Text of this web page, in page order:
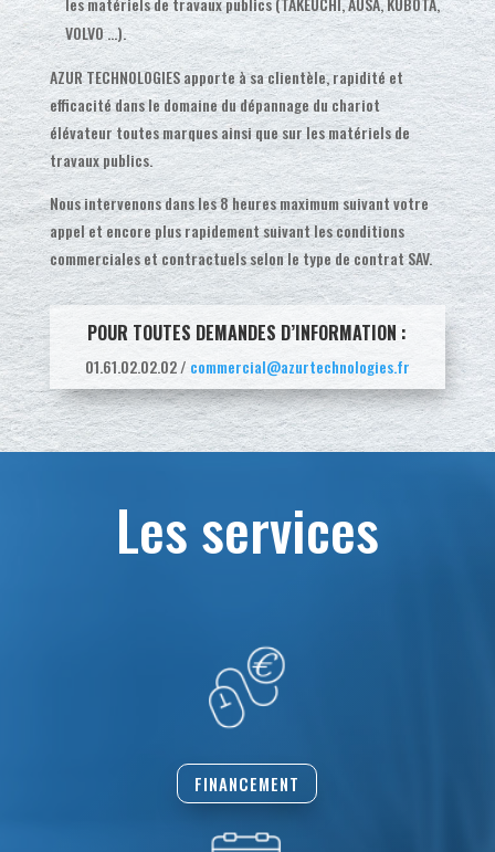
VOLVO …).
AZUR TECHNOLOGIES apporte à sa clientèle, rapidité et
efficacité dans le domaine du dépannage du chariot
élévateur toutes marques ainsi que sur les matériels de
travaux publics.
Nous intervenons dans les 8 heures maximum suivant votre
appel et encore plus rapidement suivant les conditions
commerciales et contractuels selon le type de contrat SAV.
POUR TOUTES DEMANDES D’INFORMATION :
01.61.02.02.02 / commercial@azurtechnologies.fr
Les services
FINANCEMENT